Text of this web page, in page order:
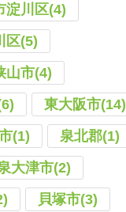
淀川区(4)
区(5)
山市(4)
東大阪市(14)
(1)
泉北郡(1)
大津市(2)
貝塚市(3)